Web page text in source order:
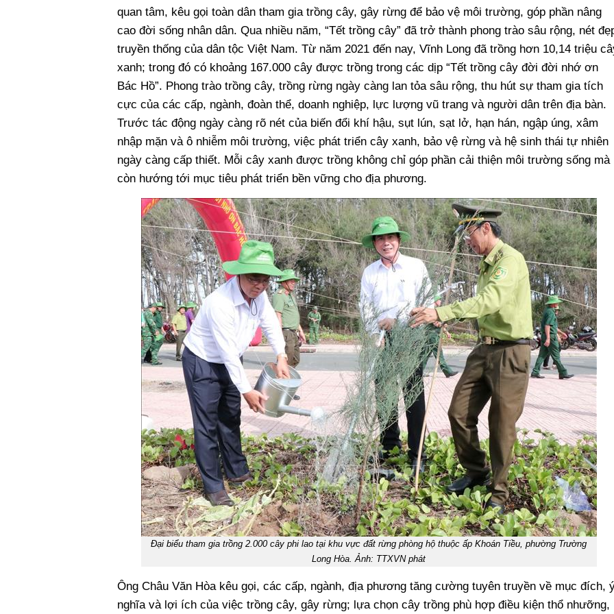
quan tâm, kêu gọi toàn dân tham gia trồng cây, gây rừng để bảo vệ môi trường, góp phần nâng
cao đời sống nhân dân. Qua nhiều năm, “Tết trồng cây” đã trở thành phong trào sâu rộng, nét
truyền thống của dân tộc Việt Nam. Từ năm 2021 đến nay, Vĩnh Long đã trồng hơn 10,14 triệu
xanh; trong đó có khoảng 167.000 cây được trồng trong các dịp “Tết trồng cây đời đời nhớ ơn
Bác Hồ”. Phong trào trồng cây, trồng rừng ngày càng lan tỏa sâu rộng, thu hút sự tham gia tích
cực của các cấp, ngành, đoàn thể, doanh nghiệp, lực lượng vũ trang và người dân trên địa bàn.
Trước tác động ngày càng rõ nét của biến đổi khí hậu, sụt lún, sạt lở, hạn hán, ngập úng, xâm
nhập mặn và ô nhiễm môi trường, việc phát triển cây xanh, bảo vệ rừng và hệ sinh thái tự nhiên
ngày càng cấp thiết. Mỗi cây xanh được trồng không chỉ góp phần cải thiện môi trường sống mà
còn hướng tới mục tiêu phát triển bền vững cho địa phương.
Đại biểu tham gia trồng 2.000 cây phi lao tại khu vực đất rừng phòng hộ thuộc ấp Khoán Tiều, phường Trường
Long Hòa. Ảnh: TTXVN phát
Ông Châu Văn Hòa kêu gọi, các cấp, ngành, địa phương tăng cường tuyên truyền về mục đích,
nghĩa và lợi ích của việc trồng cây, gây rừng; lựa chọn cây trồng phù hợp điều kiện thổ nhưỡng,